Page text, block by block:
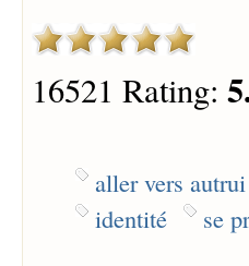
16521 Rating:
aller vers autrui
identité
se